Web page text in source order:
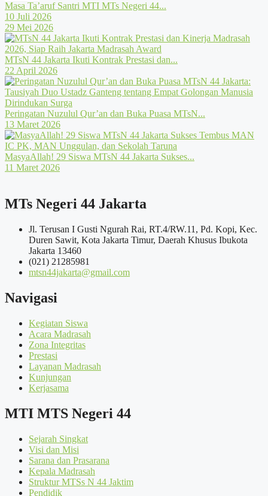
Masa Ta’aruf Santri MTI MTs Negeri 44...
10 Juli 2026
29 Mei 2026
MTsN 44 Jakarta Ikuti Kontrak Prestasi dan...
22 April 2026
Peringatan Nuzulul Qur’an dan Buka Puasa MTsN...
13 Maret 2026
MasyaAllah! 29 Siswa MTsN 44 Jakarta Sukses...
11 Maret 2026
MTs Negeri 44 Jakarta
Jl. Terusan I Gusti Ngurah Rai, RT.4/RW.11, Pd. Kopi, Kec.
Duren Sawit, Kota Jakarta Timur, Daerah Khusus Ibukota
Jakarta 13460
(021) 21285981
mtsn44jakarta@gmail.com
Navigasi
Kegiatan Siswa
Acara Madrasah
Zona Integritas
Prestasi
Layanan Madrasah
Kunjungan
Kerjasama
MTI MTS Negeri 44
Sejarah Singkat
Visi dan Misi
Sarana dan Prasarana
Kepala Madrasah
Struktur MTSs N 44 Jaktim
Pendidik